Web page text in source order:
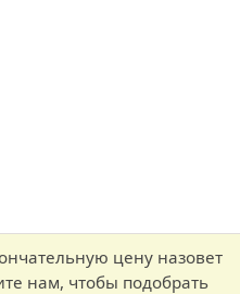
цену назовет
нам, чтобы подобрать